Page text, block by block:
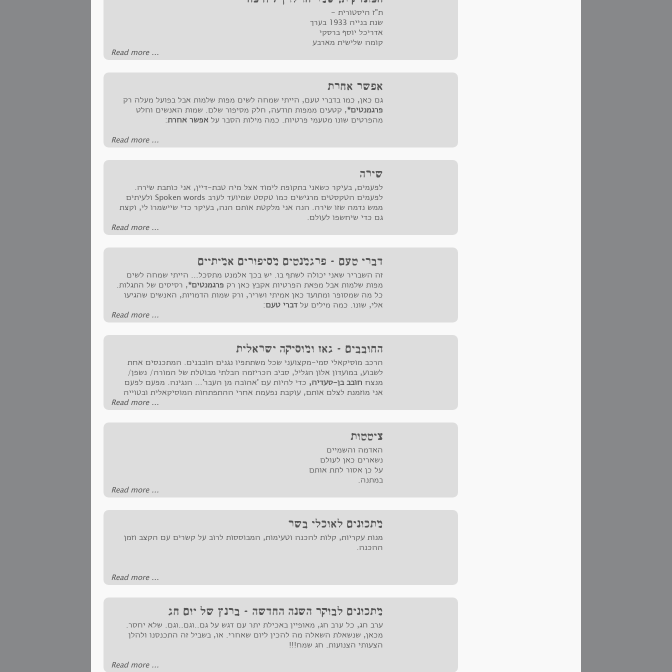
ת"ז היסטורית -
שנת בנייה 1933 בערך
אדריכל יוסף ברסקי
קומה שלישית מארבע
‪Read more ...‬
אפשר אחרת
גם כאן, כמו בדברי טעם, הייתי שמחה לשים מפות שלמות אבל בפועל מעלה רק
פרגמנטים*, קטעים ממפות תודעה, חלק מסיפור שלם. שמות האנשים וחלט
מהפרטים שונו מטעמי פרטיות. כמה מילות הסבר על אפשר אחרת:
‪Read more ...‬
שירה
לפעמים, בעיקר כשאני בתקופת לימוד אצל מיה טבת-דיין, אני כותבת שירה.
לפעמים הטקסטים מרגישים כמו טקסט שמיועד לערב Spoken words ולעיתים
ממש נדמה שזו שירה. הנה אני מלקטת אותם הנה, בעיקר כדי שיישמרו לי, וקצת
גם כדי שיחשפו לעולם.
‪Read more ...‬
דברי טעם - פרגמנטים מסיפורים אמיתיים
זה השבריר שאני יכולה לשתף בו. יש בכך אלמנט מתסכל... הייתי שמחה לשים
מפות שלמות אבל מפאת הפרטיות אקבץ כאן רק פרגמנטים*, רסיסים של התגלות.
כל מה שמסופר ומתועד כאן אמיתי ושריר, ורק שמות הדמויות, האנשים שהגיעו
אלי, שונו. כמה מילים על דברי טעם:
‪Read more ...‬
החובבים - גאז ומוסיקה ישראלית
הרכב מוסיקאלי סמי-מקצועני שכל משתתפיו נגנים חובבנים. המתכנסים אחת
לשבוע, במועדון אלון הגליל, סביב הכריזמה הבלתי מבוטלת של המורה/ נשפן/
מנצח חובב בן-סעדיה, כדי להיות עם 'אהובה מן העבר'... הנגינה. מפעם לפעם
אני מוזמנת לצלם אותם, עוקבת נפעמת אחרי ההתפתחות המוסיקאלית ובטוייה
‪Read more ...‬
ציטטות
האדמה והשמיים
נשארים כאן לעולם
על כן אסור לתת אותם
במתנה.
אם תרצה לתת לי פרח,
ותוכל לגעת בי בשתי
ידיים
שנולדו מאדמה.
ידיים שנוגעות
‪Read more ...‬
מתכונים לאוכלי בשר
מנות עקריות, קלות להכנה וטעימות, המבוססות לרוב על קשרים עם הקצב וזמן
ההכנה.
‪Read more ...‬
מתכונים לבוקר השנה החדשה - ברנץ של יום חג
ערב חג, כל ערב חג, מאופיין באכילת יתר עם דגש על גם..וגם..וגם. שלא יחסר.
מכאן, שנשאלת השאלה מה להכין ליום שאחרי. או, בשביל זה התכנסנו ולהלן
הצעותי הצנועות. חג שמח!!!
‪Read more ...‬